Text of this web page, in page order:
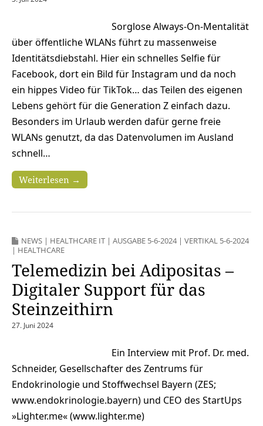
Sorglose Always-On-Mentalität
über öffentliche WLANs führt zu massenweise
Identitätsdiebstahl. Hier ein schnelles Selfie für
Facebook, dort ein Bild für Instagram und da noch
ein hippes Video für TikTok… das Teilen des eigenen
Lebens gehört für die Generation Z einfach dazu.
Besonders im Urlaub werden dafür gerne freie
WLANs genutzt, da das Datenvolumen im Ausland
schnell…
Weiterlesen →
NEWS | HEALTHCARE IT | AUSGABE 5-6-2024| VERTIKAL 5-6-2024
| HEALTHCARE
Telemedizin bei Adipositas –
Digitaler Support für das
Steinzeithirn
27. Juni 2024
Ein Interview mit Prof. Dr. med.
Schneider, Gesellschafter des Zentrums für
Endokrinologie und Stoffwechsel Bayern (ZES;
www.endokrinologie.bayern) und CEO des StartUps
»Lighter.me« (www.lighter.me)